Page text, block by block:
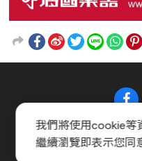
關於 Music Shop 聯絡
我們將使用cookie等
繼續瀏覽即表示您同